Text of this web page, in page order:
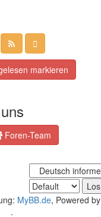
markieren
Foren-Team
MyBB.de, Powered by
.